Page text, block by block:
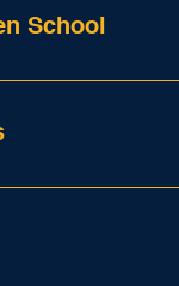
School